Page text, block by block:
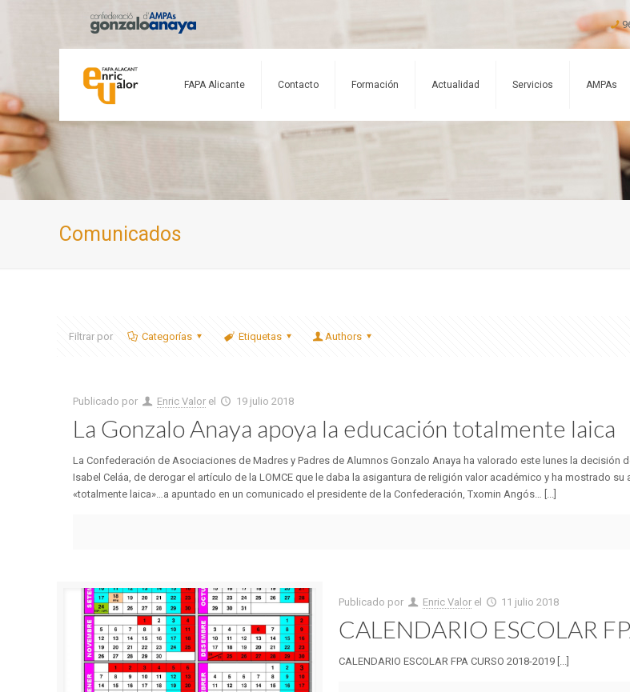
FAPA Alicante Contacto Formación Actualidad Servicios AMPAs
Comunicados
Filtrar por Categorías Etiquetas Authors
Publicado por Enric Valor el 19 julio 2018
La Gonzalo Anaya apoya la educación totalmente laica
La Confederación de Asociaciones de Madres y Padres de Alumnos Gonzalo Anaya ha valorado este lunes la decisión
Isabel Celáa, de derogar el artículo de la LOMCE que le daba la asigantura de religión valor académico y ha mostrado su
«totalmente laica»…a apuntado en un comunicado el presidente de la Confederación, Txomin Angós… [...]
Publicado por Enric Valor el 11 julio 2018
CALENDARIO ESCOLAR
CALENDARIO ESCOLAR FPA CURSO 2018-2019 [...]